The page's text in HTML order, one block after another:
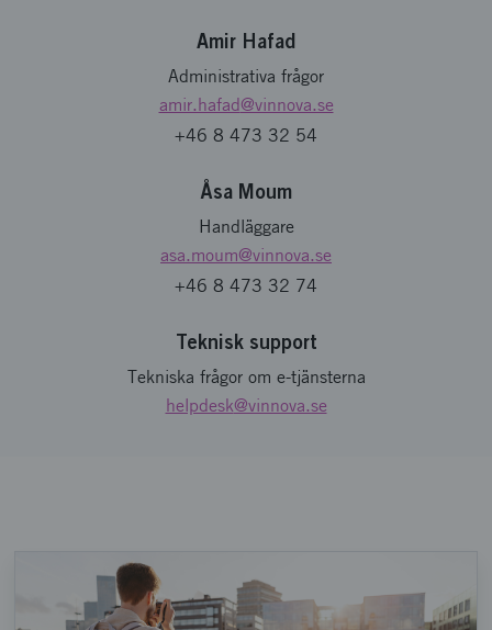
Amir Hafad
Administrativa frågor
amir.hafad@vinnova.se
+46 8 473 32 54
Åsa Moum
Handläggare
asa.moum@vinnova.se
+46 8 473 32 74
Teknisk support
Tekniska frågor om e-tjänsterna
helpdesk@vinnova.se